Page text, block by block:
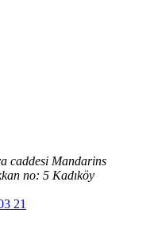
caddesi Mandarins
no: 5 Kadıköy
21